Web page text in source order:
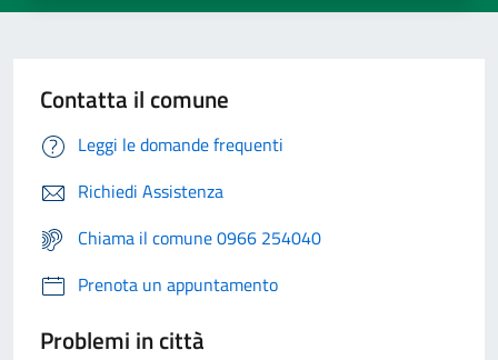
Contatta il comune
Leggi le domande frequenti
Richiedi Assistenza
Chiama il comune 0966 254040
Prenota un appuntamento
Problemi in città